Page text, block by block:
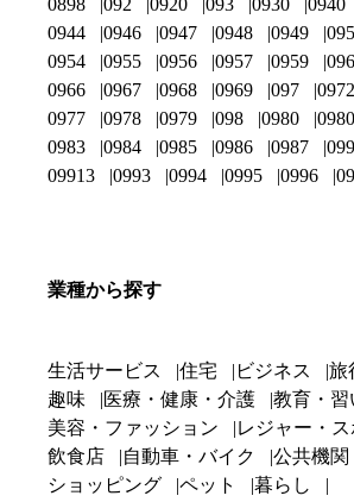
0898
092 0920 093 0930 0940
0944
0946 0947 0948 0949 095
0954
0955 0956 0957 0959 096
0966
0967 0968 0969 097 0972
0977
0978 0979 098 0980
0983
0984 0985 0986 0987 099
09913
0993 0994 0995 0996
業種から探す
生活サービス 住宅 ビジネス
旅
趣味
医療・健康・介護
教育・習
美容・ファッション
レジャー・
飲食店
自動車・バイク
公共機関
ショッピング
ペット
暮らし